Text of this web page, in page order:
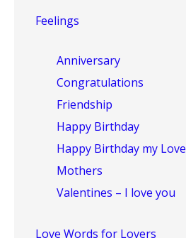
Feelings
Anniversary
Congratulations
Friendship
Happy Birthday
Happy Birthday my Love
Mothers
Valentines – I love you
Love Words for Lovers